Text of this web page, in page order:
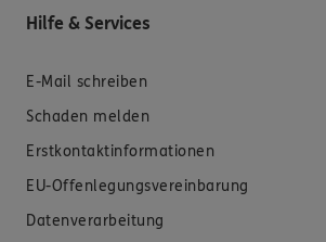
Hilfe & Services
E-Mail schreiben
Schaden melden
Erstkontaktinformationen
EU-Offenlegungsvereinbarung
Datenverarbeitung